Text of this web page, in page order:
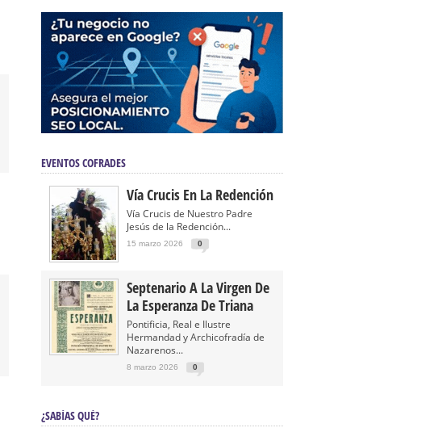
EVENTOS COFRADES
Vía Crucis En La Redención
Vía Crucis de Nuestro Padre
Jesús de la Redención...
15 marzo 2026 0
Septenario A La Virgen De
La Esperanza De Triana
Pontificia, Real e Ilustre
Hermandad y Archicofradía de
Nazarenos...
8 marzo 2026 0
¿SABÍAS QUÉ?